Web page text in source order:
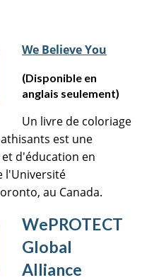
We Believe You
(Disponible en
anglais seulement)
Un livre de coloriage
est une
d'éducation en
l'Université
au Canada.
WePROTECT
Global
Alliance